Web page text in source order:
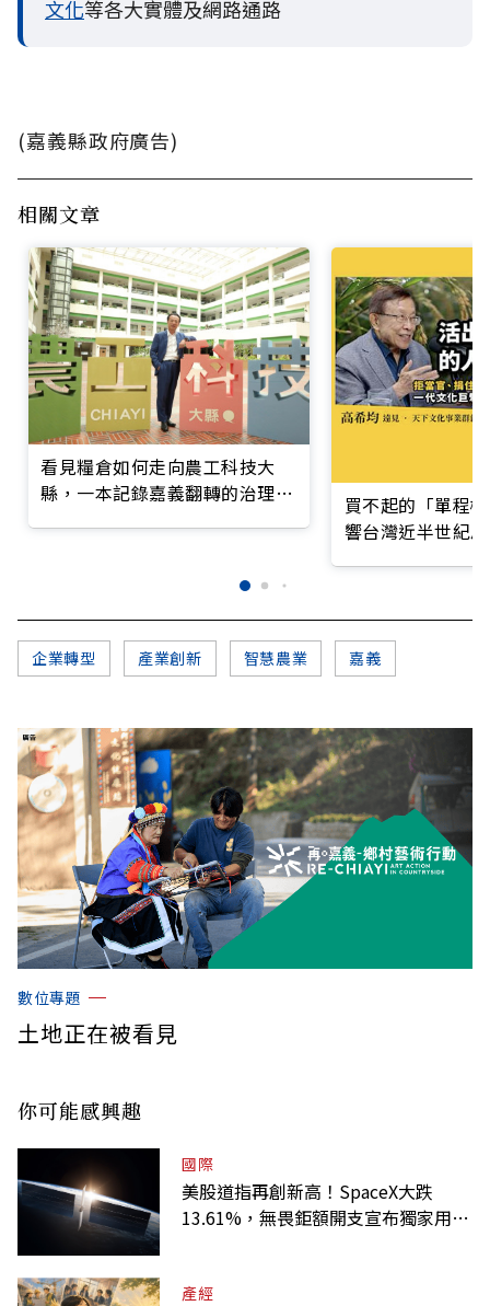
文化等各大實體及網路通路
(嘉義縣政府廣告)
相關文章
看見糧倉如何走向農工科技大
縣，一本記錄嘉義翻轉的治理實
買不起的「單程
響台灣近半世紀
企業轉型 產業創新 智慧農業 嘉義
數位專題
土地正在被看見
你可能感興趣
國際
美股道指再創新高！SpaceX大跌
13.61%，無畏鉅額開支宣布獨家用輝
產經